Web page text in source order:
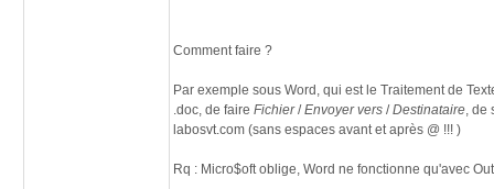
Comment faire ?
Par exemple sous Word, qui est le Traitement de
.doc, de faireFichier/Envoyer vers /Destinataire, de
labosvt.com (sans espaces avant et après @ !!! )
Rq : Micro$oft oblige, Word ne fonctionne qu'avec